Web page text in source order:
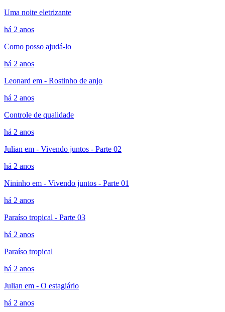
Uma noite eletrizante
há 2 anos
Como posso ajudá-lo
há 2 anos
Leonard em - Rostinho de anjo
há 2 anos
Controle de qualidade
há 2 anos
Julian em - Vivendo juntos - Parte 02
há 2 anos
Nininho em - Vivendo juntos - Parte 01
há 2 anos
Paraíso tropical - Parte 03
há 2 anos
Paraíso tropical
há 2 anos
Julian em - O estagiário
há 2 anos